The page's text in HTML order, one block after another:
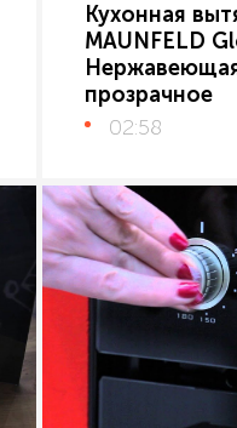
Кухонная
MAUNFELD
прозрачное
02:58